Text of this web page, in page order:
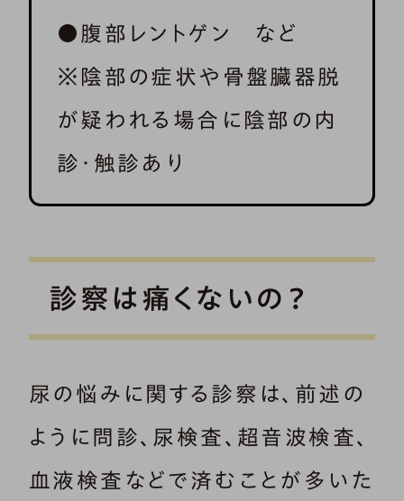
●腹部レントゲン など
※陰部の症状や骨盤臓器脱
が疑われる場合に陰部の内
診・触診あり
診察は痛くないの？
尿の悩みに関する診察は、前述の
ように問診、尿検査、超音波検査、
血液検査などで済むことが多いた